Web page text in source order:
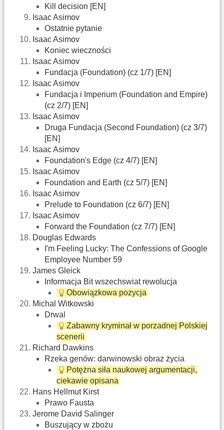
Kill decision [EN]
Isaac Asimov
Ostatnie pytanie
Isaac Asimov
Koniec wieczności
Isaac Asimov
Fundacja (Foundation) (cz 1/7) [EN]
Isaac Asimov
Fundacja i Imperium (Foundation and Empire)
(cz 2/7) [EN]
Isaac Asimov
Druga Fundacja (Second Foundation) (cz 3/7)
[EN]
Isaac Asimov
Foundation's Edge (cz 4/7) [EN]
Isaac Asimov
Foundation and Earth (cz 5/7) [EN]
Isaac Asimov
Prelude to Foundation (cz 6/7) [EN]
Isaac Asimov
Forward the Foundation (cz 7/7) [EN]
Douglas Edwards
I'm Feeling Lucky: The Confessions of Google
Employee Number 59‎
James Gleick
Informacja Bit wszechswiat rewolucja‎
Obowiązkowa pozycja
Michal Witkowski
Drwal‎
Zabawny kryminał w porzadnej Polskiej
scenerii
Richard Dawkins
Rzeka genów: darwinowski obraz życia‎
Potężna siła naukowej argumentacji,
ciekawie opisana
Hans Hellmut Kirst
Prawo Fausta‎
Jerome David Salinger
Buszujący w zbożu‎